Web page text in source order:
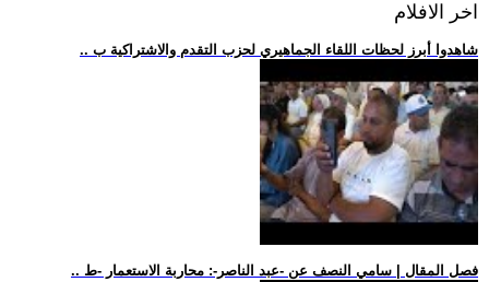
اخر الافلام
.. شاهدوا أبرز لحظات اللقاء الجماهيري لحزب التقدم والاشتراكية ب
.. فصل المقال | سامي النصف عن -عبد الناصر-: محاربة الاستعمار -ط